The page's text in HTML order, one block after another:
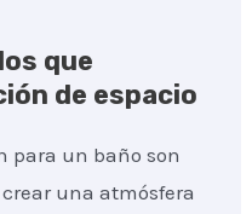
que
de espacio
para un baño son
una atmósfera